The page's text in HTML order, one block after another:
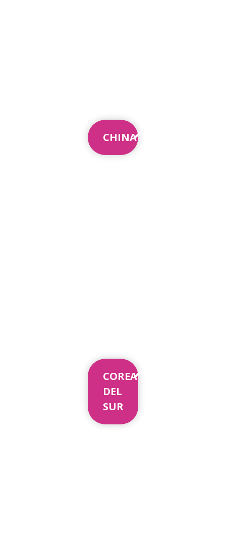
CHINA
COREA
DEL
SUR